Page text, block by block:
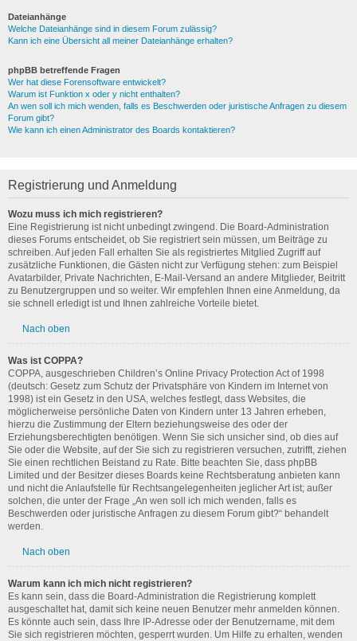
Dateianhänge
Welche Dateianhänge sind in diesem Forum zulässig?
Kann ich eine Übersicht all meiner Dateianhänge erhalten?
phpBB betreffende Fragen
Wer hat diese Forensoftware entwickelt?
Warum ist Funktion x oder y nicht enthalten?
An wen soll ich mich wenden, falls es Beschwerden oder juristische Anfragen zu diesem
Forum gibt?
Wie kann ich einen Administrator des Boards kontaktieren?
Registrierung und Anmeldung
Wozu muss ich mich registrieren?
Eine Registrierung ist nicht unbedingt zwingend. Die Board-Administration
dieses Forums entscheidet, ob Sie registriert sein müssen, um Beiträge zu
schreiben. Auf jeden Fall erhalten Sie als registriertes Mitglied Zugriff auf
zusätzliche Funktionen, die Gästen nicht zur Verfügung stehen: zum Beispiel
Avatarbilder, Private Nachrichten, E-Mail-Versand an andere Mitglieder, Beitritt
zu Benutzergruppen und so weiter. Wir empfehlen Ihnen eine Anmeldung, da
sie schnell erledigt ist und Ihnen zahlreiche Vorteile bietet.
Nach oben
Was ist COPPA?
COPPA, ausgeschrieben Children’s Online Privacy Protection Act of 1998
(deutsch: Gesetz zum Schutz der Privatsphäre von Kindern im Internet von
1998) ist ein Gesetz in den USA, welches festlegt, dass Websites, die
möglicherweise persönliche Daten von Kindern unter 13 Jahren erheben,
hierzu die Zustimmung der Eltern beziehungsweise des oder der
Erziehungsberechtigten benötigen. Wenn Sie sich unsicher sind, ob dies auf
Sie oder die Website, auf der Sie sich zu registrieren versuchen, zutrifft, ziehen
Sie einen rechtlichen Beistand zu Rate. Bitte beachten Sie, dass phpBB
Limited und der Besitzer dieses Boards keine Rechtsberatung anbieten kann
und nicht die Anlaufstelle für Rechtsangelegenheiten jeglicher Art ist; außer
solchen, die unter der Frage „An wen soll ich mich wenden, falls es
Beschwerden oder juristische Anfragen zu diesem Forum gibt?“ behandelt
werden.
Nach oben
Warum kann ich mich nicht registrieren?
Es kann sein, dass die Board-Administration die Registrierung komplett
ausgeschaltet hat, damit sich keine neuen Benutzer mehr anmelden können.
Es könnte auch sein, dass Ihre IP-Adresse oder der Benutzername, mit dem
Sie sich registrieren möchten, gesperrt wurden. Um Hilfe zu erhalten, wenden